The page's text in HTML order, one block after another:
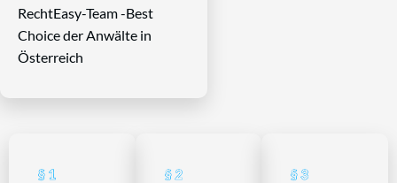
RechtEasy-Team -Best
Choice der Anwälte in
Österreich